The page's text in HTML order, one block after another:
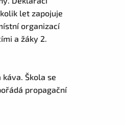
let zapojuje
organizací
a žáky 2.
Škola se
propagační